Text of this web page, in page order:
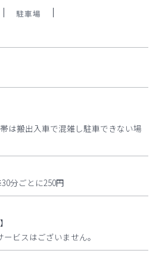
駐車場
は搬出入車で混雑し駐車できない場
分ごとに250円
ビスはございません。